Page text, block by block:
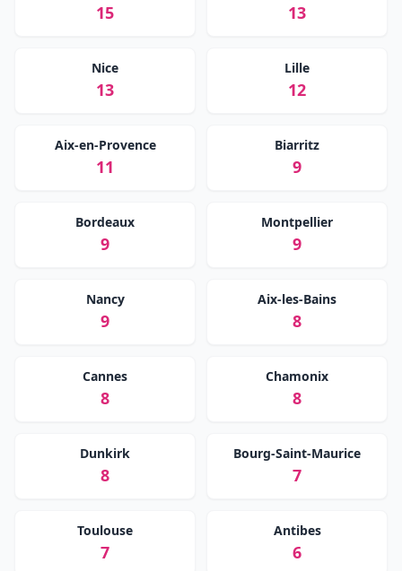
15 13
Nice
13
Lille
12
Aix-en-Provence
11
Biarritz
9
Bordeaux
9
Montpellier
9
Nancy
9
Aix-les-Bains
8
Cannes
8
Chamonix
8
Dunkirk
8
Bourg-Saint-Maurice
7
Toulouse
7
Antibes
6